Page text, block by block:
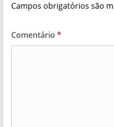
Campos obrigatórios são
Comentário *